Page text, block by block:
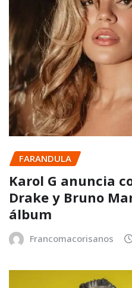
FARANDULA
Karol G anuncia
Drake y Bruno
álbum
Francomacorisanos